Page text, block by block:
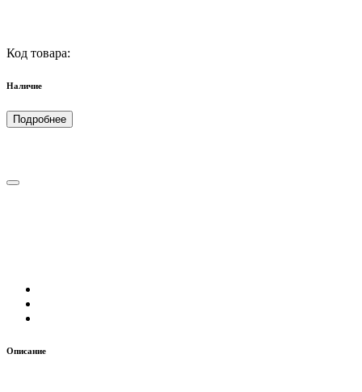
Код товара:
Наличие
Подробнее
Описание